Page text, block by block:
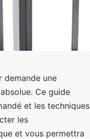
demande une
Ce guide
et les techniques
les
et vous permettra